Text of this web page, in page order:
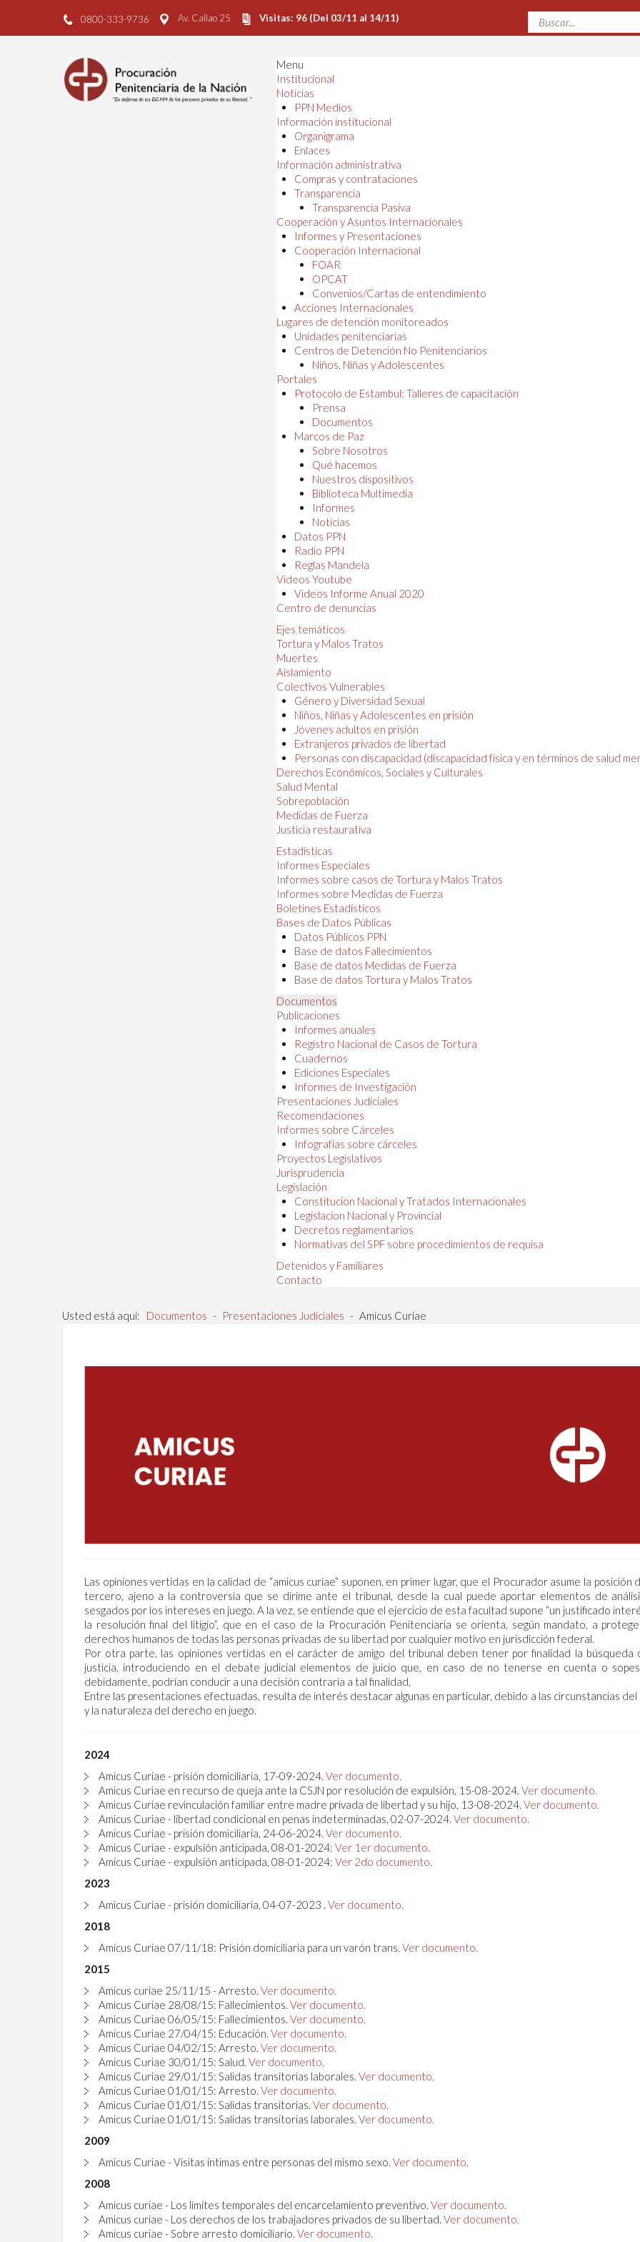
0800-333-9736 Av. Callao 25 Visitas: 96 (Del 03/11 al 14/11)
Menu
Institucional
Noticias
PPN Medios
Información institucional
Organigrama
Enlaces
Información administrativa
Compras y contrataciones
Transparencia
Transparencia Pasiva
Cooperación y Asuntos Internacionales
Informes y Presentaciones
Cooperación Internacional
FOAR
OPCAT
Convenios/Cartas de entendimiento
Acciones Internacionales
Lugares de detención monitoreados
Unidades penitenciarias
Centros de Detención No Penitenciarios
Niños, Niñas y Adolescentes
Portales
Protocolo de Estambul: Talleres de capacitación
Prensa
Documentos
Marcos de Paz
Sobre Nosotros
Qué hacemos
Nuestros dispositivos
Biblioteca Multimedia
Informes
Noticias
Datos PPN
Radio PPN
Reglas Mandela
Videos Youtube
Videos Informe Anual 2020
Centro de denuncias
Ejes temáticos
Tortura y Malos Tratos
Muertes
Aislamiento
Colectivos Vulnerables
Género y Diversidad Sexual
Niños, Niñas y Adolescentes en prisión
Jóvenes adultos en prisión
Extranjeros privados de libertad
Personas con discapacidad (discapacidad física y en términos de salud
Derechos Económicos, Sociales y Culturales
Salud Mental
Sobrepoblación
Medidas de Fuerza
Justicia restaurativa
Estadísticas
Informes Especiales
Informes sobre casos de Tortura y Malos Tratos
Informes sobre Medidas de Fuerza
Boletines Estadísticos
Bases de Datos Públicas
Datos Públicos PPN
Base de datos Fallecimientos
Base de datos Medidas de Fuerza
Base de datos Tortura y Malos Tratos
Documentos
Publicaciones
Informes anuales
Registro Nacional de Casos de Tortura
Cuadernos
Ediciones Especiales
Informes de Investigación
Presentaciones Judiciales
Recomendaciones
Informes sobre Cárceles
Infografías sobre cárceles
Proyectos Legislativos
Jurisprudencia
Legislación
Constitucion Nacional y Tratados Internacionales
Legislacion Nacional y Provincial
Decretos reglamentarios
Normativas del SPF sobre procedimientos de requisa
Detenidos y Familiares
Contacto
Usted está aquí: Documentos - Presentaciones Judiciales - Amicus Curiae
Las opiniones vertidas en la calidad de “amicus curiae” suponen, en primer lugar, que el Procurador asume la posición
tercero, ajeno a la controversia que se dirime ante el tribunal, desde la cual puede aportar elementos de
sesgados por los intereses en juego. A la vez, se entiende que el ejercicio de esta facultad supone “un justificado
la resolución final del litigio”, que en el caso de la Procuración Penitenciaria se orienta, según mandato, a
derechos humanos de todas las personas privadas de su libertad por cualquier motivo en jurisdicción federal.
Por otra parte, las opiniones vertidas en el carácter de amigo del tribunal deben tener por finalidad la búsqueda
justicia, introduciendo en el debate judicial elementos de juicio que, en caso de no tenerse en cuenta o
debidamente, podrían conducir a una decisión contraria a tal finalidad.
Entre las presentaciones efectuadas, resulta de interés destacar algunas en particular, debido a las circunstancias del
y la naturaleza del derecho en juego.
2024
Amicus Curiae - prisión domiciliaria, 17-09-2024. Ver documento.
Amicus Curiae en recurso de queja ante la CSJN por resolución de expulsión, 15-08-2024. Ver documento.
Amicus Curiae revinculación familiar entre madre privada de libertad y su hijo, 13-08-2024. Ver documento.
Amicus Curiae - libertad condicional en penas indeterminadas, 02-07-2024. Ver documento.
Amicus Curiae - prisión domiciliaria, 24-06-2024. Ver documento.
Amicus Curiae - expulsión anticipada, 08-01-2024: Ver 1er documento.
Amicus Curiae - expulsión anticipada, 08-01-2024: Ver 2do documento.
2023
Amicus Curiae - prisión domiciliaria, 04-07-2023 . Ver documento.
2018
Amicus Curiae 07/11/18: Prisión domiciliaria para un varón trans. Ver documento.
2015
Amicus curiae 25/11/15 - Arresto. Ver documento.
Amicus Curiae 28/08/15: Fallecimientos. Ver documento.
Amicus Curiae 06/05/15: Fallecimientos. Ver documento.
Amicus Curiae 27/04/15: Educación. Ver documento.
Amicus Curiae 04/02/15: Arresto. Ver documento.
Amicus Curiae 30/01/15: Salud. Ver documento.
Amicus Curiae 29/01/15: Salidas transitorias laborales. Ver documento.
Amicus Curiae 01/01/15: Arresto. Ver documento.
Amicus Curiae 01/01/15: Salidas transitorias. Ver documento.
Amicus Curiae 01/01/15: Salidas transitorias laborales. Ver documento.
2009
Amicus Curiae - Visitas íntimas entre personas del mismo sexo. Ver documento.
2008
Amicus curiae - Los límites temporales del encarcelamiento preventivo. Ver documento.
Amicus curiae - Los derechos de los trabajadores privados de su libertad. Ver documento.
Amicus curiae - Sobre arresto domiciliario. Ver documento.